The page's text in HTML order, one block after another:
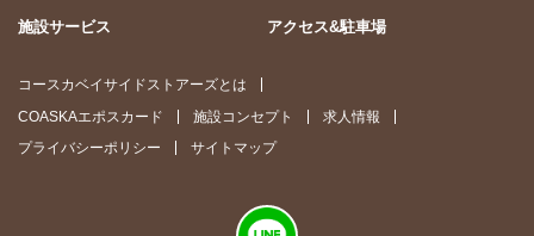
施設サービス アクセス&駐車場
コースカベイサイドストアーズとは
COASKAエポスカード
施設コンセプト
求人情報
プライバシーポリシー
サイトマップ